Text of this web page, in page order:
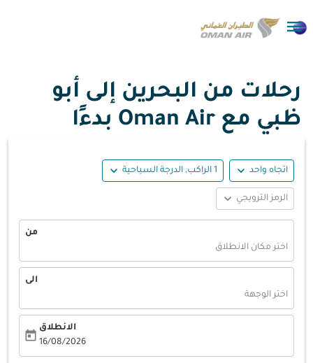

رحلات من البحرين إلى أبو
ظبي مع Oman Air بدءًا
اتجاه واحد expand_more 1 الراكب, الدرجة السياحية expand_more
الرمز الترويجي expand_more
من
اختر مكان الانطلاق
الى
اختر الوجهة
الانطلاق
16/08/2026
today